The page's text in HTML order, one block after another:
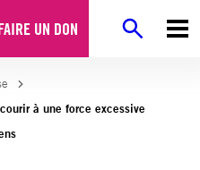
UN DON
à une force excessive